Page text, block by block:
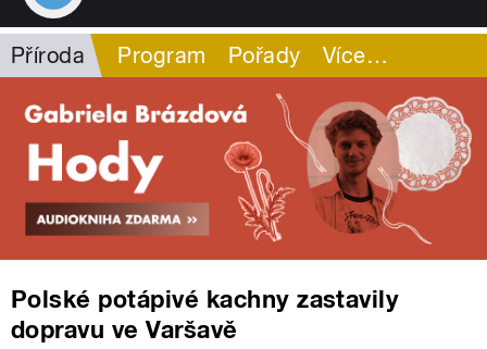
Příroda Program Pořady Více…
Polské potápivé kachny zastavily
dopravu ve Varšavě